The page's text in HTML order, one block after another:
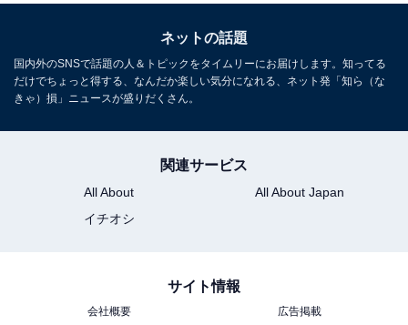
ネットの話題
国内外のSNSで話題の人＆トピックをタイムリーにお届けします。知ってる
だけでちょっと得する、なんだか楽しい気分になれる、ネット発「知ら（な
きゃ）損」ニュースが盛りだくさん。
関連サービス
All About
All About Japan
イチオシ
サイト情報
会社概要
広告掲載